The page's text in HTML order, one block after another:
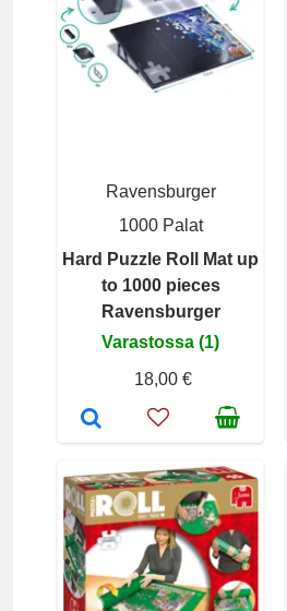
Ravensburger
1000 Palat
Hard Puzzle Roll Mat up
to 1000 pieces
Ravensburger
Varastossa (1)
18,00 €